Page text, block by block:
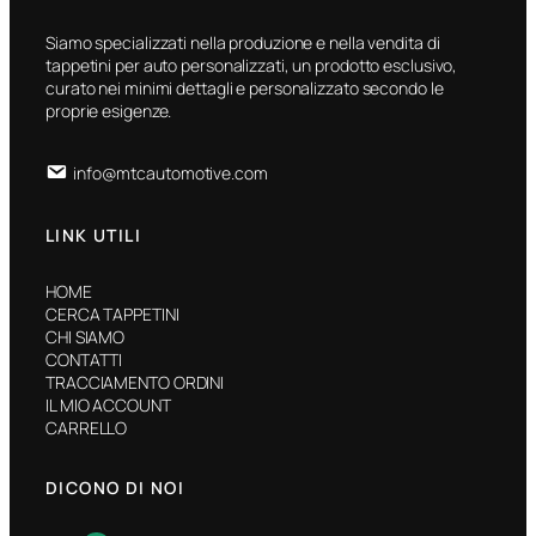
Siamo specializzati nella produzione e nella vendita di
tappetini per auto personalizzati, un prodotto esclusivo,
curato nei minimi dettagli e personalizzato secondo le
proprie esigenze.
info@mtcautomotive.com
LINK UTILI
HOME
CERCA TAPPETINI
CHI SIAMO
CONTATTI
TRACCIAMENTO ORDINI
IL MIO ACCOUNT
CARRELLO
DICONO DI NOI